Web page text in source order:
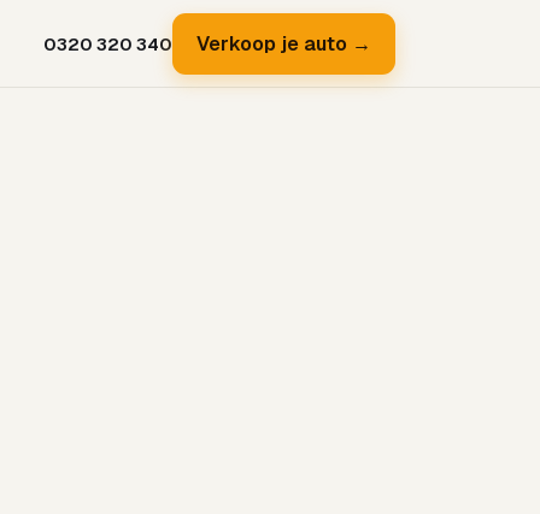
0320 320 340 Verkoop je auto →